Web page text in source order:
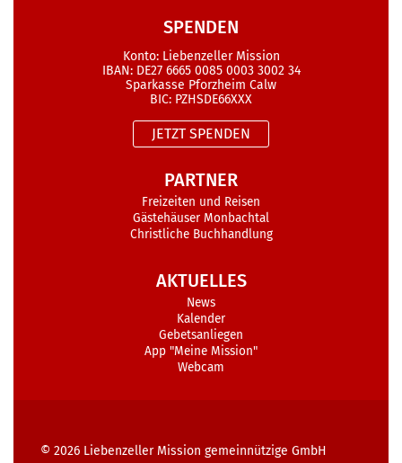
SPENDEN
Konto: Liebenzeller Mission
IBAN: DE27 6665 0085 0003 3002 34
Sparkasse Pforzheim Calw
BIC: PZHSDE66XXX
JETZT SPENDEN
PARTNER
Freizeiten und Reisen
Gästehäuser Monbachtal
Christliche Buchhandlung
AKTUELLES
News
Kalender
Gebetsanliegen
App "Meine Mission"
Webcam
© 2026 Liebenzeller Mission gemeinnützige GmbH